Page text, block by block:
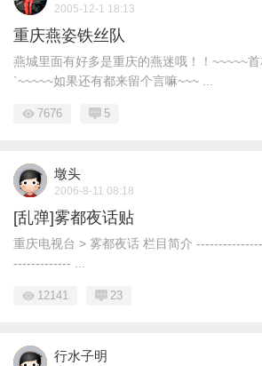
2005-12-1 18:13
重庆燕姿铁丝队
燕城里面有好多是重庆的燕迷哦！！~~~~~首
`~~~~~如果还有都来留个言嘛~~~ ...
7676 5
墩头
2006-8-11 08:18
[乱弹]雾都夜话贴
重庆电视台 > 雾都夜话 栏目简介
------------- ...
12141 23
行水子明